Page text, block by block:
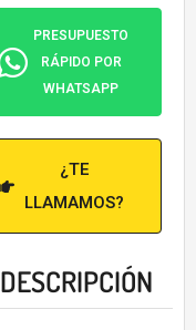
PRESUPUESTO
RÁPIDO POR
WHATSAPP
¿TE
LLAMAMOS?
DESCRIPCIÓN